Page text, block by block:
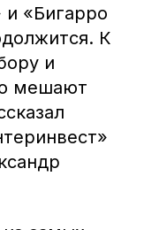
и «Бигарро
К
и
мешают